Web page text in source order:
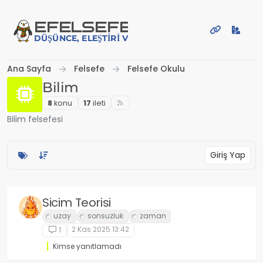
EFELSEFE
DÜŞÜNCE, ELEŞTIRI VE PAYLAŞIM PLATFORMU
Ana Sayfa Felsefe Felsefe Okulu
Bilim
8konu 17 i̇leti
Bilim felsefesi
Giriş Yap
Sicim Teorisi
1
2 Kas 2025 13:42
Kimse yanıtlamadı